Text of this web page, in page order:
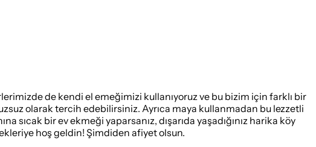
de kendi el emeğimizi kullanıyoruz ve bu bizim için farklı bir
olarak tercih edebilirsiniz. Ayrıca maya kullanmadan bu lezzetli
bir ev ekmeği yaparsanız, dışarıda yaşadığınız harika köy
hoş geldin! Şimdiden afiyet olsun.